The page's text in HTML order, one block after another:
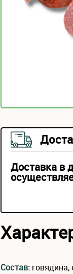
Доставка в
Состав: говядина,